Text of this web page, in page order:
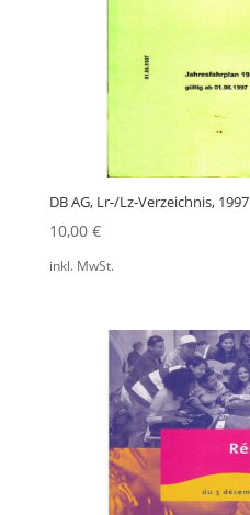
DB AG, Lr-/Lz-Verzeichnis, 1997
10,00 €
inkl. MwSt.